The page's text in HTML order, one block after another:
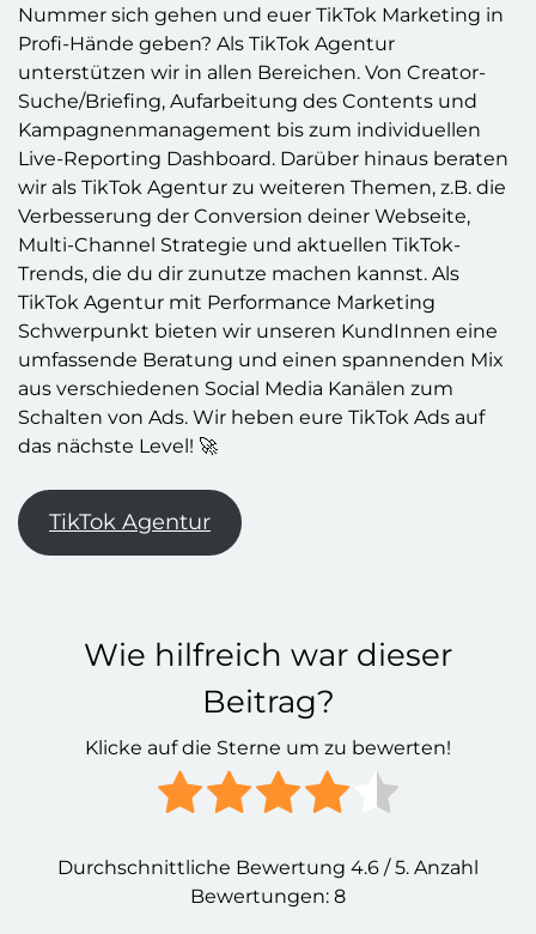
Nummer sich gehen und euer TikTok Marketing in
Profi-Hände geben? Als TikTok Agentur
unterstützen wir in allen Bereichen. Von Creator-
Suche/Briefing, Aufarbeitung des Contents und
Kampagnenmanagement bis zum individuellen
Live-Reporting Dashboard. Darüber hinaus beraten
wir als TikTok Agentur zu weiteren Themen, z.B. die
Verbesserung der Conversion deiner Webseite,
Multi-Channel Strategie und aktuellen TikTok-
Trends, die du dir zunutze machen kannst. Als
TikTok Agentur mit Performance Marketing
Schwerpunkt bieten wir unseren KundInnen eine
umfassende Beratung und einen spannenden Mix
aus verschiedenen Social Media Kanälen zum
Schalten von Ads. Wir heben eure TikTok Ads auf
das nächste Level! 🚀
TikTok Agentur
Wie hilfreich war dieser
Beitrag?
Klicke auf die Sterne um zu bewerten!
Durchschnittliche Bewertung 4.6 / 5. Anzahl
Bewertungen: 8